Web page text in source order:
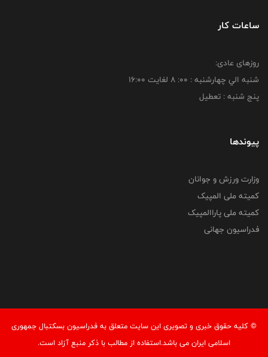
ساعات کار
روزهای عادی:
شنبه الي چهارشنبه : 00: 8 لغايت 16:00
پنج شنبه : تعطیل
پیوندها
وزارت ورزش و جوانان
کمیته ملی المپیک
کمیته ملی پاراالمپیک
فدراسیون جهانی
© کليه حقوق خبری و تصويری اين سايت متعلق به فدراسیون بسکتبال جمهوری
اسلامی ایران می باشد.استفاده از مطالب با ذكر منبع آزاد است.